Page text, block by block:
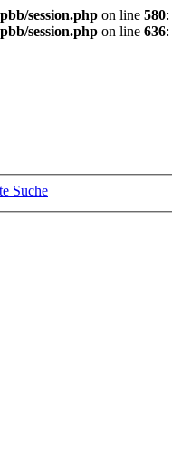
session.php on line 580:
session.php on line 636:
Suche